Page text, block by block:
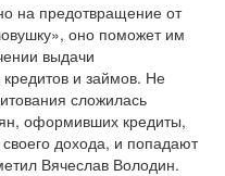
на предотвращение от
оно поможет им
выдачи
и займов. Не
сложилась
оформивших кредиты,
дохода, и попадают
Вячеслав Володин.